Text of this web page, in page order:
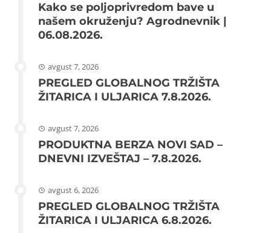
Kako se poljoprivredom bave u
našem okruženju? Agrodnevnik |
06.08.2026.
avgust 7, 2026
PREGLED GLOBALNOG TRŽIŠTA
ŽITARICA I ULJARICA 7.8.2026.
avgust 7, 2026
PRODUKTNA BERZA NOVI SAD –
DNEVNI IZVEŠTAJ – 7.8.2026.
avgust 6, 2026
PREGLED GLOBALNOG TRŽIŠTA
ŽITARICA I ULJARICA 6.8.2026.